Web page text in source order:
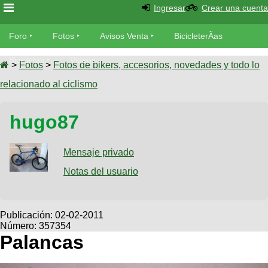
Foro
Foro
TÃ©cnica
Fotos
tu foto
Galeria
XC
Viajes
Descenso
SUBÃ
tu
Buscar
Ultimos
Fotos
BicicleterÃ­
as
Bicicletas
Tandem
Videos
Cicloturismo
Ingresar Crear una cuenta
Foro Fotos Avisos Venta BicicleterÃ­as
Bicicletas Videos
> Fotos > Fotos de bikers, accesorios, novedades y todo lo
relacionado al ciclismo
hugo87
Mensaje privado
Notas del usuario
Publicación: 02-02-2011
Número: 357354
Palancas